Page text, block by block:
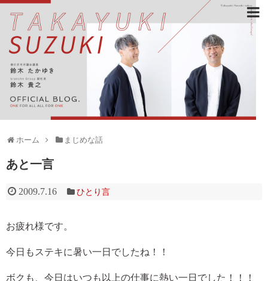
ホーム まじめな話
あと一言
2009.7.16 ひとり言
お疲れ様です。
今日もステキに暑い一日でしたね！！
ボクも、今日はいつも以上の仕事に熱い一日でした！！！